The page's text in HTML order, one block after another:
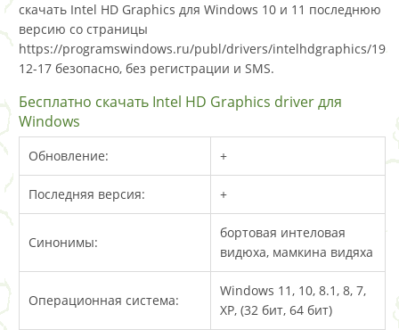
скачать Intel HD Graphics для Windows 10 и 11 последнюю
версию со страницы
https://programswindows.ru/publ/drivers/intelhdgraphics/19-
12-17 безопасно, без регистрации и SMS.
Бесплатно скачать Intel HD Graphics driver для
Windows
Обновление: +
Последняя версия: +
Синонимы:
бортовая интеловая
видюха, мамкина видяха
Операционная система:
Windows 11, 10, 8.1, 8, 7,
XP, (32 бит, 64 бит)